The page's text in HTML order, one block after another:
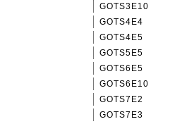
GOTS3E10
GOTS4E4
GOTS4E5
GOTS5E5
GOTS6E5
GOTS6E10
GOTS7E2
GOTS7E3